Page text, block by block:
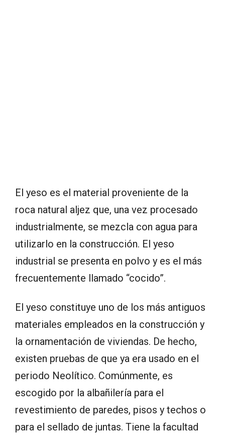
El yeso es el material proveniente de la
roca natural aljez que, una vez procesado
industrialmente, se mezcla con agua para
utilizarlo en la construcción. El yeso
industrial se presenta en polvo y es el más
frecuentemente llamado “cocido”.
El yeso constituye uno de los más antiguos
materiales empleados en la construcción y
la ornamentación de viviendas. De hecho,
existen pruebas de que ya era usado en el
periodo Neolítico. Comúnmente, es
escogido por la albañilería para el
revestimiento de paredes, pisos y techos o
para el sellado de juntas. Tiene la facultad